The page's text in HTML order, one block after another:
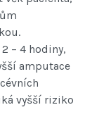
– 4 hodiny,
amputace
vyšší riziko